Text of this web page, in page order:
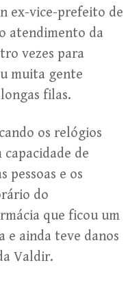
ex-vice-prefeito de
atendimento da
vezes para
muita gente
filas.
os relógios
de
pessoas e os
do
que ficou um
e ainda teve danos
Valdir.